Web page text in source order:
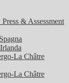
& Assessment
La Châtre
La Châtre